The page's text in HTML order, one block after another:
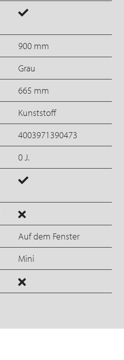
900 mm
Grau
665 mm
Kunststoff
4003971390473
0 J.
Auf dem Fenster
Mini